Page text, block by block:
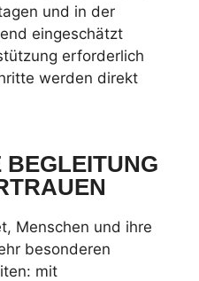
und in der
eingeschätzt
erforderlich
werden direkt
Menschen und ihre
besonderen
mit